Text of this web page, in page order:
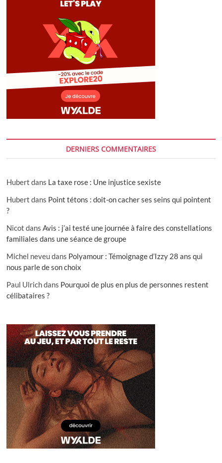
DERNIERS COMMENTAIRES
Hubert dans La taxe rose : Une injustice sexiste
Hubert dans Point tétons : doit-on cacher ses seins qui pointent
?
Nicot dansAvis : j’ai testé une journée à faire des constellations
familiales dans une séance de groupe
Michel neveudans Polyamour : Témoignage d’Izzy 28 ans qui
nous parle de son choix
Paul Ulrichdans Pourquoi de plus en plus de personnes restent
célibataires ?